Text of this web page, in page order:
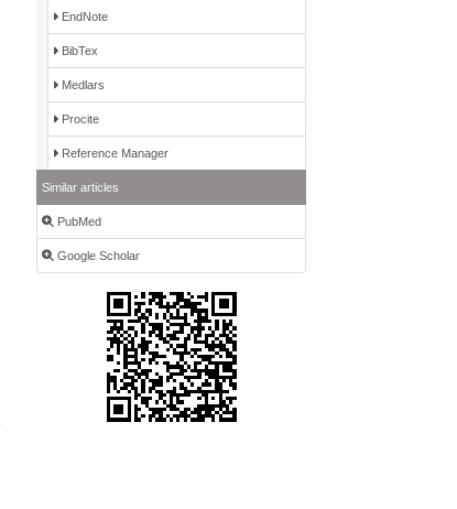
EndNote
BibTex
Medlars
Procite
Reference Manager
Similar articles
PubMed
Google Scholar